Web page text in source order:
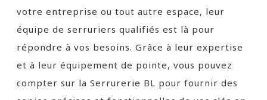
votre entreprise ou tout autre espace, leur
équipe de serruriers qualifiés est là pour
répondre à vos besoins. Grâce à leur expertise
et à leur équipement de pointe, vous pouvez
compter sur la Serrurerie BL pour fournir des